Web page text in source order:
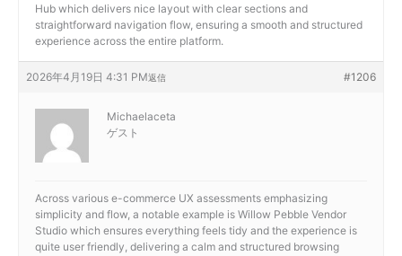
Hub which delivers nice layout with clear sections and
straightforward navigation flow, ensuring a smooth and structured
experience across the entire platform.
2026年4月19日 4:31 PM #1206
返信
Michaelaceta
ゲスト
Across various e-commerce UX assessments emphasizing
simplicity and flow, a notable example is Willow Pebble Vendor
Studio which ensures everything feels tidy and the experience is
quite user friendly, delivering a calm and structured browsing